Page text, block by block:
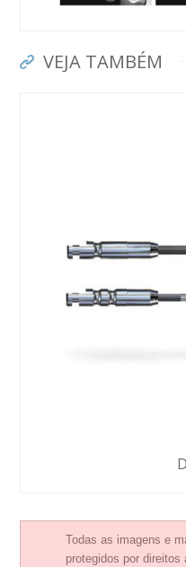
VEJA TAMBÉM
Todas as imagens e
protegidos por